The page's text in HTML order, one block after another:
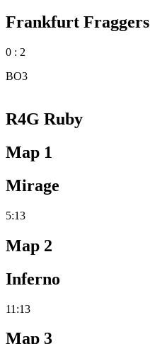
Frankfurt Fraggers
0 : 2
BO3
R4G Ruby
Map 1
Mirage
5:13
Map 2
Inferno
11:13
Map 3